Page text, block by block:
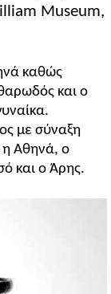
Museum,
καθώς
και ο
με σύναξη
η Αθηνά, ο
και ο Άρης.